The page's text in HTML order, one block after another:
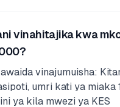
vinahitajika kwa
vinajumuisha:
umri kati ya miaka
ya kila mwezi ya KES